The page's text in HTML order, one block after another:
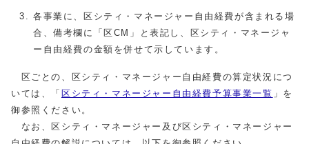
各事業に、区シティ・マネージャー自由経費が含まれる場
合、備考欄に「区CM 」と表記し、区シティ・マネージャ
ー自由経費の金額を併せて示しています。
区ごとの、区シティ・マネージャー自由経費の算定状況につ
いては、「 区シティ・マネージャー自由経費予算事業一覧 」を
御参照ください。
なお、区シティ・マネージャー及び区シティ・マネージャー